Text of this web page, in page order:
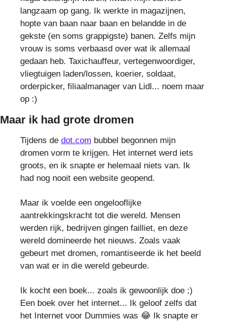
langzaam op gang. Ik werkte in magazijnen,
hopte van baan naar baan en belandde in de
gekste (en soms grappigste) banen. Zelfs mijn
vrouw is soms verbaasd over wat ik allemaal
gedaan heb. Taxichauffeur, vertegenwoordiger,
vliegtuigen laden/lossen, koerier, soldaat,
orderpicker, filiaalmanager van Lidl... noem maar
op :)
Maar ik had grote dromen
Tijdens de dot.com bubbel begonnen mijn
dromen vorm te krijgen. Het internet werd iets
groots, en ik snapte er helemaal niets van. Ik
had nog nooit een website geopend.
Maar ik voelde een ongelooflijke
aantrekkingskracht tot die wereld. Mensen
werden rijk, bedrijven gingen failliet, en deze
wereld domineerde het nieuws. Zoals vaak
gebeurt met dromen, romantiseerde ik het beeld
van wat er in die wereld gebeurde.
Ik kocht een boek... zoals ik gewoonlijk doe ;)
Een boek over het internet... Ik geloof zelfs dat
het Internet voor Dummies was 😂 Ik snapte er